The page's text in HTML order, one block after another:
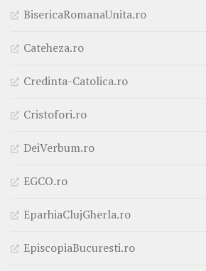
BisericaRomanaUnita.ro
Cateheza.ro
Credinta-Catolica.ro
Cristofori.ro
DeiVerbum.ro
EGCO.ro
EparhiaClujGherla.ro
EpiscopiaBucuresti.ro